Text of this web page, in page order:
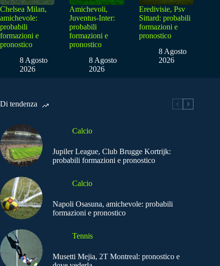
Chelsea Milan,
amichevole:
probabili
formazioni e
pronostico
8 Agosto
2026
Amichevoli,
Juventus-Inter:
probabili
formazioni e
pronostico
8 Agosto
2026
Eredivisie, Psv
Sittard: probabili
formazioni e
pronostico
8 Agosto
2026
Di tendenza
Calcio
Jupiler League, Club Brugge Kortrijk:
probabili formazioni e pronostico
Calcio
Napoli Osasuna, amichevole: probabili
formazioni e pronostico
Tennis
Musetti Mejia, 2T Montreal: pronostico e